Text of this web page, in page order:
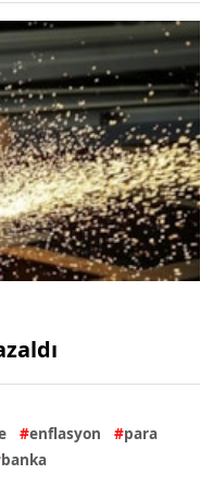
enflasyon
para
banka